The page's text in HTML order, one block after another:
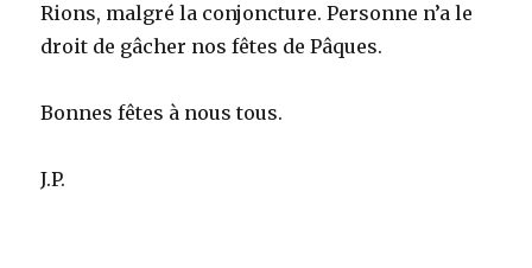
Rions, malgré la conjoncture. Personne n’a le
droit de gâcher nos fêtes de Pâques.
Bonnes fêtes à nous tous.
J.P.